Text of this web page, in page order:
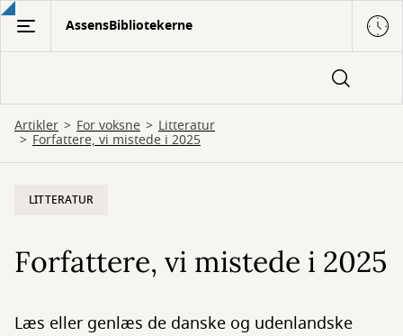
Gå
hovedindhold
AssensBibliotekerne
Artikler For voksne Litteratur
Forfattere, vi mistede i 2025
LITTERATUR
Forfattere, vi mistede i 2025
Læs eller genlæs de danske og udenlandske